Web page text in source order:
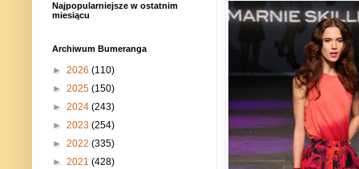
Najpopularniejsze w ostatnim
miesiącu
Archiwum Bumeranga
► 2026 (110)
► 2025 (150)
► 2024 (243)
► 2023 (254)
► 2022 (335)
► 2021 (428)